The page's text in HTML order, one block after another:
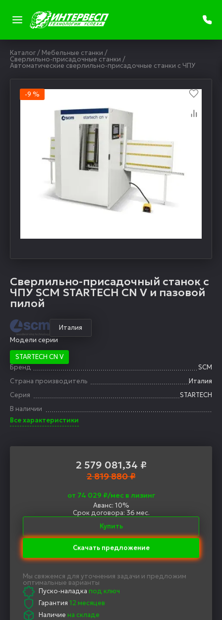
Каталог/ Мебельные станки /
Сверлильно-присадочные станки /
Автоматические сверлильно-присадочные станки с ЧПУ
-9 %
Cверлильно-присадочный станок с
ЧПУ SCM STARTECH CN V и пазовой
пилой
Италия
Модели серии
STARTECH CN V
Бренд
SCM
Страна производитель
Италия
Серия
STARTECH
В наличии
Все характеристики
2 579 081,34 ₽
2 819 880 ₽
от 74 029 ₽/мес в лизинг
Аванс: 10%
Срок договора: 36 мес.
Купить
Скачать предложение
Мы свяжемся для уточнения задачи и предложим
оптимальные варианты
Пуско-наладка под ключ
Гарантия 12 месяцев
Наличие на складе